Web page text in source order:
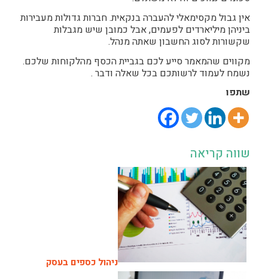
אין גבול מקסימאלי להעברה בנקאית. חברות גדולות מעבירות
ביניהן מיליארדים לפעמים, אבל כמובן שיש מגבלות
שקשורות לסוג החשבון שאתה מנהל.
מקווים שהמאמר סייע לכם בגביית הכסף מהלקוחות שלכם.
נשמח לעמוד לרשותכם בכל שאלה ודבר .
שתפו
שווה קריאה
ניהול כספים בעסק